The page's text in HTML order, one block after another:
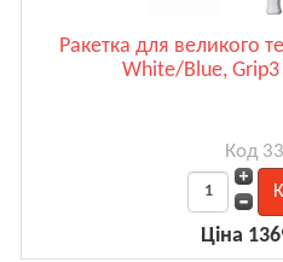
Ракетка для великого
White/Blue,
Код
Ціна